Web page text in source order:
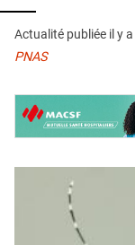
CONTACT
Actualité publiée il y a
PNAS